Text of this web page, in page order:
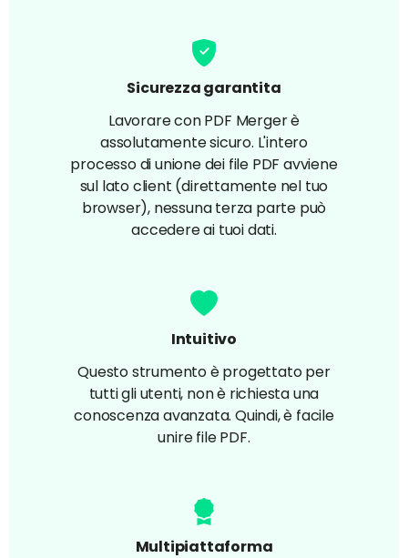
Sicurezza garantita
Lavorare con PDF Merger è
assolutamente sicuro. L'intero
processo di unione dei file PDF avviene
sul lato client (direttamente nel tuo
browser), nessuna terza parte può
accedere ai tuoi dati.
Intuitivo
Questo strumento è progettato per
tutti gli utenti, non è richiesta una
conoscenza avanzata. Quindi, è facile
unire file PDF.
Multipiattaforma